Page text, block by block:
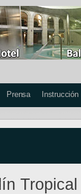
Prensa Instrucción
Tropical